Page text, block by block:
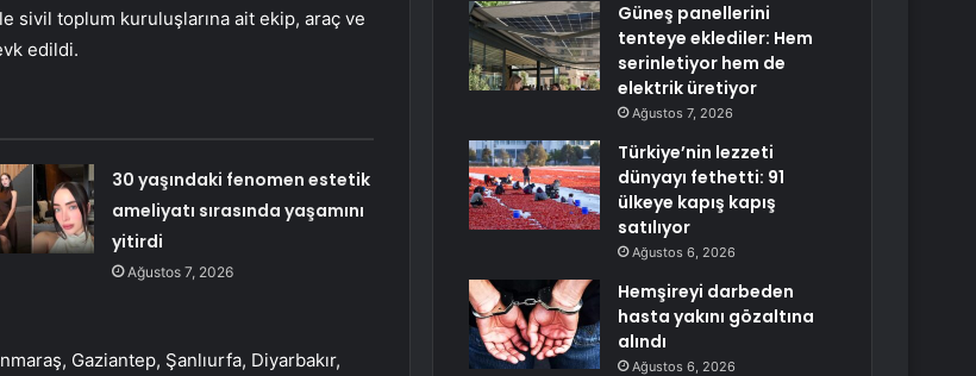
sivil toplum kuruluşlarına ait ekip, araç ve
edildi.
30 yaşındaki fenomen estetik
ameliyatı sırasında yaşamını
yitirdi
Ağustos 7, 2026
Gaziantep, Şanlıurfa, Diyarbakır,
Güneş panellerini
tenteye eklediler: Hem
serinletiyor hem de
elektrik üretiyor
Ağustos 7, 2026
Türkiye’nin lezzeti
dünyayı fethetti: 91
ülkeye kapış kapış
satılıyor
Ağustos 6, 2026
Hemşireyi darbeden
hasta yakını gözaltına
alındı
Ağustos 6, 2026